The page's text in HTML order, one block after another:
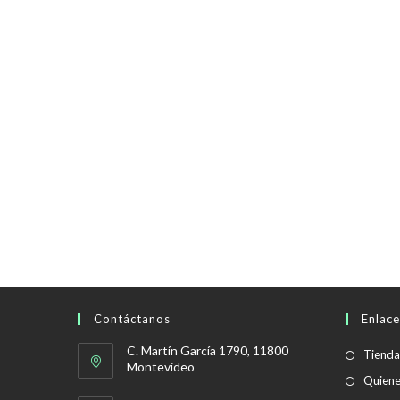
Contáctanos
C. Martín García 1790, 11800
Montevideo
Tienda